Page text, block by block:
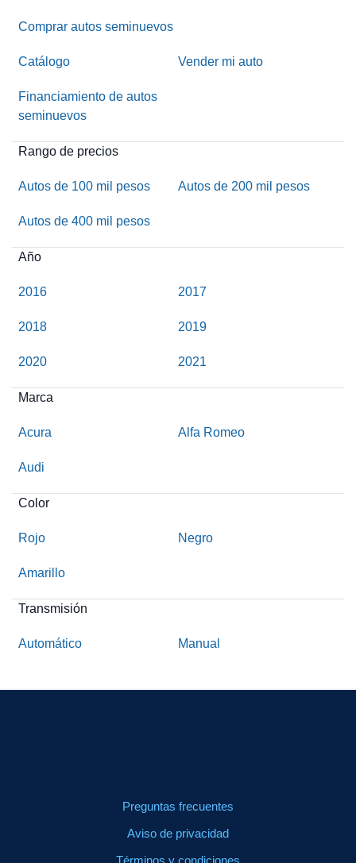
Comprar autos seminuevos
Catálogo Vender mi auto
Financiamiento de autos
seminuevos
Rango de precios
Autos de 100 mil pesos Autos de 200 mil pesos
Autos de 400 mil pesos
Año
2016 2017
2018 2019
2020 2021
Marca
Acura Alfa Romeo
Audi
Color
Rojo Negro
Amarillo
Transmisión
Automático Manual
Preguntas frecuentes
Aviso de privacidad
Términos y condiciones